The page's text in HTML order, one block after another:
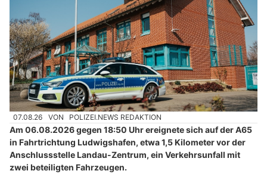
07.08.26 VON POLIZEI.NEWS REDAKTION
Am 06.08.2026 gegen 18:50 Uhr ereignete sich auf der A65
in Fahrtrichtung Ludwigshafen, etwa 1,5 Kilometer vor der
Anschlussstelle Landau-Zentrum, ein Verkehrsunfall mit
zwei beteiligten Fahrzeugen.